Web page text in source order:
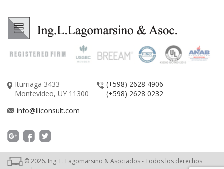
Iturriaga 3433
Montevideo, UY 11300
(+598) 2628 4906
(+598) 2628 0232
info@lliconsult.com
©2026. Ing. L. Lagomarsino & Asociados - Todos los derechos